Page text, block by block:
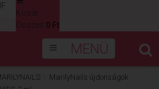
Kosár
Összes: 0 Ft
MENÜ
MarilyNails újdonságok